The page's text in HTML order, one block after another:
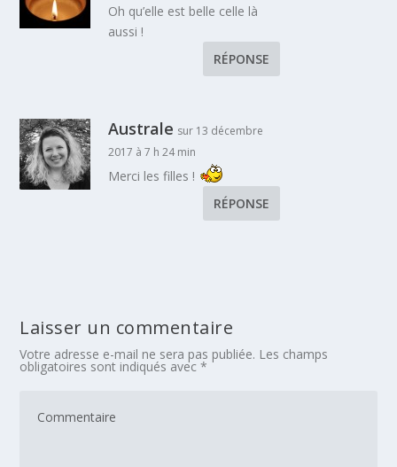
Oh qu’elle est belle celle là
aussi !
RÉPONSE
Australe sur 13 décembre
2017 à 7 h 24 min
Merci les filles !
RÉPONSE
Laisser un commentaire
Votre adresse e-mail ne sera pas publiée. Les champs
obligatoires sont indiqués avec*